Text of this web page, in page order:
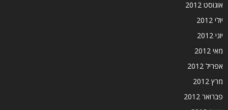
אוגוסט 2012
יולי 2012
יוני 2012
מאי 2012
אפריל 2012
מרץ 2012
פברואר 2012